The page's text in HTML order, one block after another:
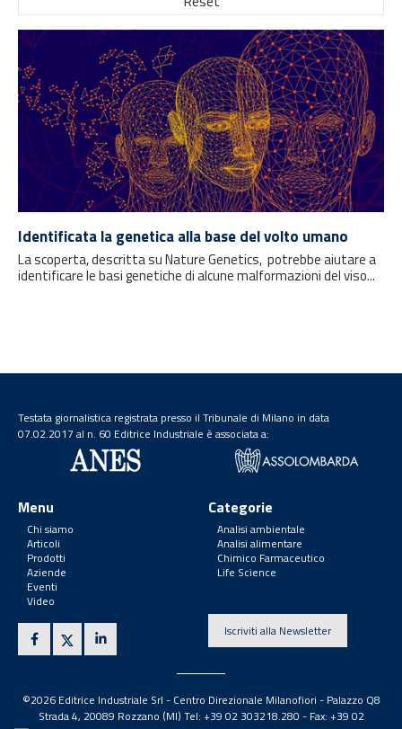
Identificata la genetica alla base del volto umano
La scoperta, descritta su Nature Genetics, potrebbe aiutare a
identificare le basi genetiche di alcune malformazioni del viso...
Testata giornalistica registrata presso il Tribunale di Milano in data
07.02.2017 al n. 60 Editrice Industriale è associata a:
Menu
Chi siamo
Articoli
Prodotti
Aziende
Eventi
Video
Categorie
Analisi ambientale
Analisi alimentare
Chimico Farmaceutico
Life Science
Iscriviti alla Newsletter
©2026 Editrice Industriale Srl - Centro Direzionale Milanofiori - Palazzo Q8
Strada 4, 20089 Rozzano (MI) Tel: +39 02 303218.280 - Fax: +39 02